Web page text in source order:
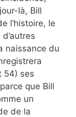
là, Bill
l’histoire, le
d’autres
naissance du
54) ses
que Bill
un
de la